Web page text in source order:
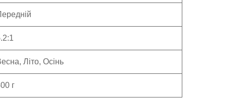
Літо, Осінь
г